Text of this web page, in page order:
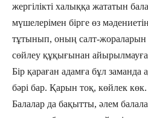
жергілікті халыққа жататын
мүшелерімен бірге өз
тұтынып, оның салт-жораларын
сөйлеу құқығынан
Бір қараған адамға бұл
бәрі бар. Қарын тоқ, көйлек
Балалар да бақытты, әлем